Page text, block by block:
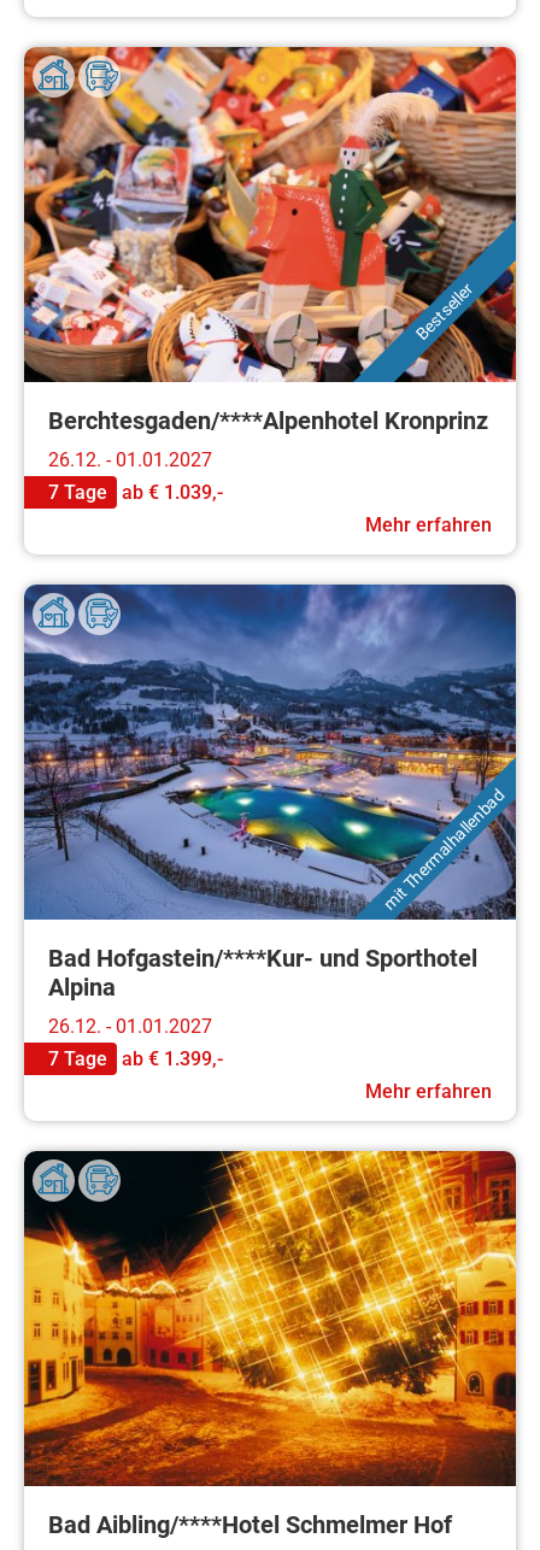
Bestseller
Berchtesgaden/****Alpenhotel Kronprinz
26.12. - 01.01.2027
7 Tage
ab € 1.039,-
Mehr erfahren
mit Thermalhallenbad
Bad Hofgastein/****Kur- und Sporthotel
Alpina
26.12. - 01.01.2027
7 Tage
ab € 1.399,-
Mehr erfahren
Bad Aibling/****Hotel Schmelmer Hof